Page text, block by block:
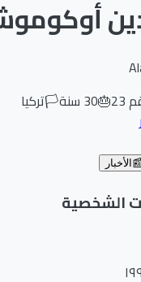
أوكوموش
🎂
30سنة🏳️تركيا